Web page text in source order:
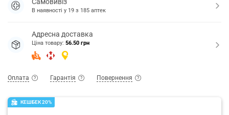
В наявності у 19 з 185 аптек
Адресна доставка
Ціна товару: 56.50 грн
Оплата Гарантія Повернення
КЕШБЕК 20%